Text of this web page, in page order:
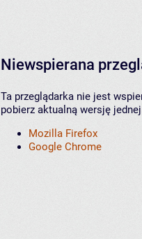
Niewspierana
Ta przeglądarka nie jest
pobierz aktualną wersję
Mozilla Firefox
Google Chrome